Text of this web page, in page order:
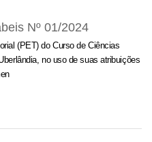
Nº 01/2024
(PET) do Curso de Ciências
no uso de suas atribuições